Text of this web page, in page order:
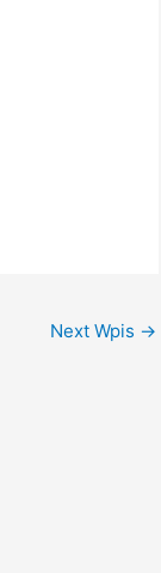
Next Wpis →